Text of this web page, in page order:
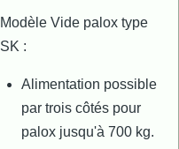
Modèle Vide palox type
SK :
Alimentation possible
par trois côtés pour
palox jusqu'à 700 kg.